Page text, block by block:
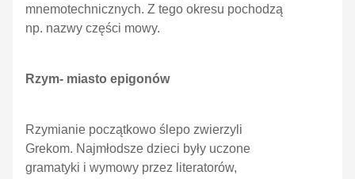
mnemotechnicznych. Z tego okresu pochodzą
np. nazwy części mowy.
Rzym- miasto epigonów
Rzymianie początkowo ślepo zwierzyli
Grekom. Najmłodsze dzieci były uczone
gramatyki i wymowy przez literatorów,